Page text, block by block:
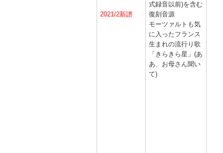
2021/2新譜
式録音以前)を含む
復刻音源
モーツァルトも気
に入ったフランス
生まれの流行り歌
「きらきら星」(あ
あ、お母さん聞い
て)